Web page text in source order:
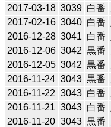
2017-03-18 3039 白番
2017-02-16 3040 白番
2016-12-28 3041 白番
2016-12-06 3042 黒番
2016-12-05 3042 黒番
2016-11-24 3043 黒番
2016-11-22 3043 白番
2016-11-21 3043 白番
2016-11-20 3043 黒番